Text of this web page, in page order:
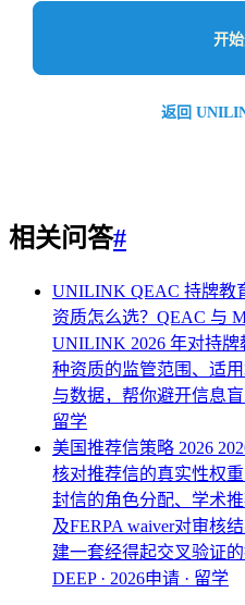
开
返回
相关问答#
UNILINK QEAC 持牌教
资质怎么选？QEAC 与
UNILINK 2026 年对持
种资质的监管范围、适
与数据，帮你避开信息盲
留学
美国推荐信策略 2026
核对推荐信的真实性权
封信的角色分配、学术
及FERPA waiver对审核
建一套经得起交叉验证
DEEP · 2026申请 · 留学